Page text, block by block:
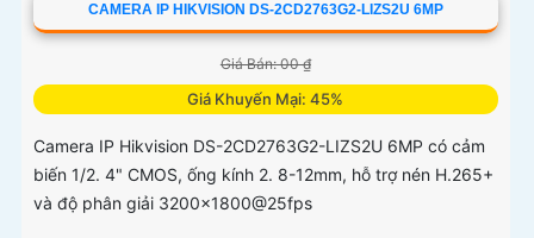
CAMERA IP HIKVISION DS-2CD2763G2-LIZS2U 6MP
Giá Bán: 00 ₫
Giá Khuyến Mại: 45%
Camera IP Hikvision DS-2CD2763G2-LIZS2U 6MP có cảm
biến 1/2. 4" CMOS, ống kính 2. 8-12mm, hỗ trợ nén H.265+
và độ phân giải 3200x1800@25fps